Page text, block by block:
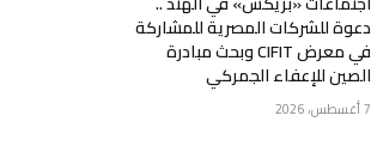
دعوة للشركات المصرية للمشاركة
في معرض CIFIT وبحث مبادرة
الصين للإعفاء الجمركي
7 أغسطس، 2026